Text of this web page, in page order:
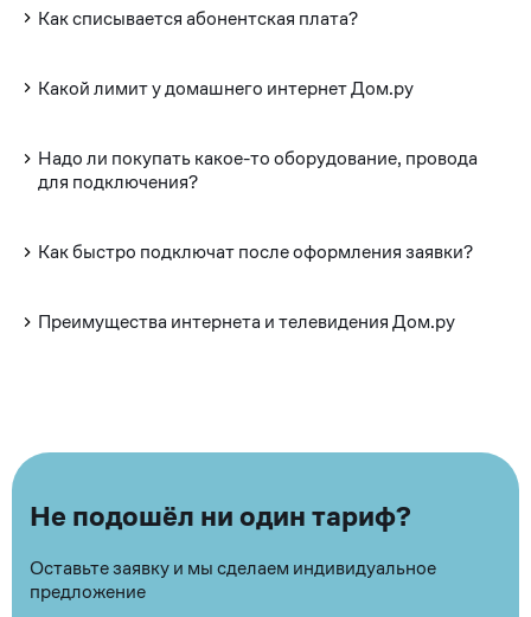
Как списывается абонентская плата?
Какой лимит у домашнего интернет Дом.ру
Надо ли покупать какое-то оборудование, провода
для подключения?
Как быстро подключат после оформления заявки?
Преимущества интернета и телевидения Дом.ру
Не подошёл ни один тариф?
Оставьте заявку и мы сделаем индивидуальное
предложение